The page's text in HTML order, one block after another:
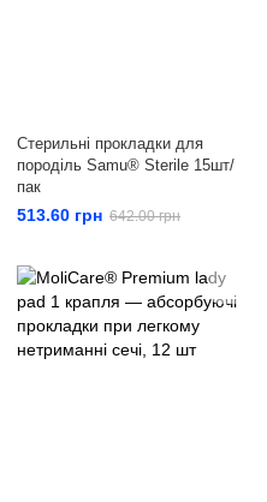
Стерильні прокладки для
породіль Samu® Sterile 15шт/
пак
513.60 грн 642.00 грн